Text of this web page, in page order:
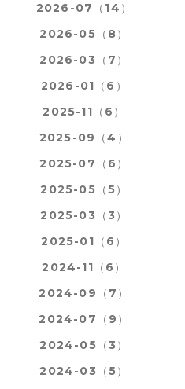
2026-07（14）
2026-05（8）
2026-03（7）
2026-01（6）
2025-11（6）
2025-09（4）
2025-07（6）
2025-05（5）
2025-03（3）
2025-01（6）
2024-11（6）
2024-09（7）
2024-07（9）
2024-05（3）
2024-03（5）